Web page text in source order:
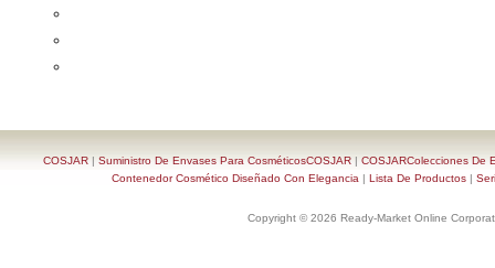
COSJAR| Suministro De Envases Para CosméticosCOSJAR| COSJARColecciones De
Contenedor Cosmético Diseñado Con Elegancia | Lista De Productos |
Copyright © 2026 Ready-Market Online